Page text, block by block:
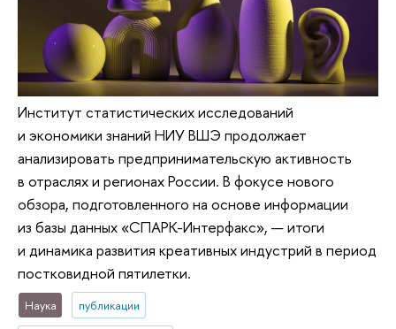
Институт статистических исследований
и экономики знаний НИУ ВШЭ продолжает
анализировать предпринимательскую активность
в отраслях и регионах России. В фокусе нового
обзора, подготовленного на основе информации
из базы данных «СПАРК-Интерфакс», — итоги
и динамика развития креативных индустрий в период
постковидной пятилетки.
Наука публикации